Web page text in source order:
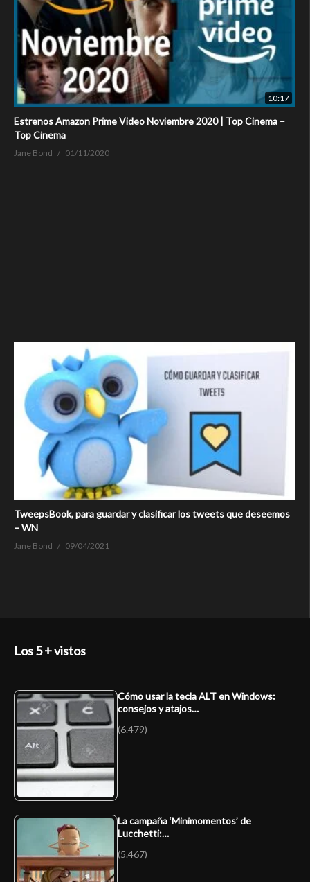
10:17
Estrenos Amazon Prime Video Noviembre 2020 | Top Cinema –
Top Cinema
Jane Bond 01/11/2020
TweepsBook, para guardar y clasificar los tweets que deseemos
– WN
Jane Bond 09/04/2021
Los 5 + vistos
Cómo usar la tecla ALT en Windows:
consejos y atajos…
(6.479)
La campaña ‘Minimomentos’ de
Lucchetti:…
(5.467)